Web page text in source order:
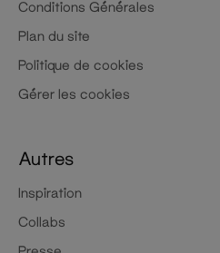
Conditions Générales
Plan du site
Politique de cookies
Gérer les cookies
Autres
Inspiration
Collabs